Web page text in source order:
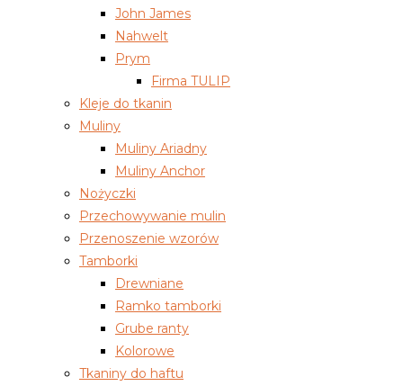
John James
Nahwelt
Prym
Firma TULIP
Kleje do tkanin
Muliny
Muliny Ariadny
Muliny Anchor
Nożyczki
Przechowywanie mulin
Przenoszenie wzorów
Tamborki
Drewniane
Ramko tamborki
Grube ranty
Kolorowe
Tkaniny do haftu